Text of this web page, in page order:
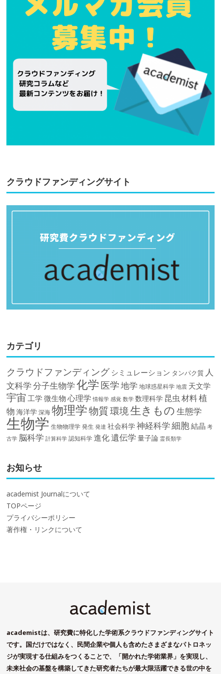
クラウドファンディングサイト
カテゴリ
クラウドファンディングシミュレーション タンパク質 人
文科学分子生物学化学医学地学 地球惑星科学 地震 天文学
宇宙 工学 微生物 心理学 情報学 感覚 数学 数理科学 昆虫 材料植
物 海洋学 深海 物理学物質環境生きもの 生態学
生物学 生物物理学 発生 発達 社会科学神経科学細胞結晶 考
古学 脳科学 計算科学 認知科学 進化遺伝学 量子論 霊長類学
お知らせ
academist Journalについて
TOPページ
プライバシーポリシー
著作権・リンクについて
academistは、研究費に特化した学術系クラウドファンディングサイト
です。国だけではなく、民間企業や個人も含めたさまざまなパトロネッ
ジが実現する仕組みをつくることで、「開かれた学術業界」を実現し、
未来社会の基盤を構築してきた研究者たちが最大限活躍できる世の中を